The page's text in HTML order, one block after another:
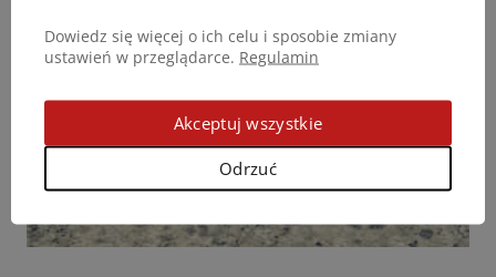
Dowiedz się więcej o ich celu i sposobie zmiany
ustawień w przeglądarce. Regulamin
Odrzuć
Akceptuj wszystkie